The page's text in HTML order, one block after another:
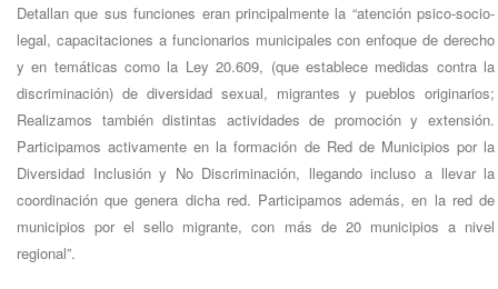
Detallan que sus funciones eran principalmente la “atención psico-socio-
legal, capacitaciones a funcionarios municipales con enfoque de derecho
y en temáticas como la Ley 20.609, (que establece medidas contra la
discriminación) de diversidad sexual, migrantes y pueblos originarios;
Realizamos también distintas actividades de promoción y extensión.
Participamos activamente en la formación de Red de Municipios por la
Diversidad Inclusión y No Discriminación, llegando incluso a llevar la
coordinación que genera dicha red. Participamos además, en la red de
municipios por el sello migrante, con más de 20 municipios a nivel
regional”.